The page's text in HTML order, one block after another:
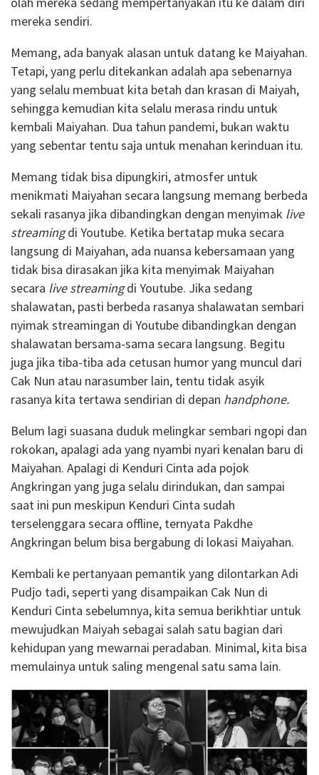
mereka sendiri.
Memang, ada banyak alasan untuk datang ke Maiyahan.
Tetapi, yang perlu ditekankan adalah apa sebenarnya
yang selalu membuat kita betah dan krasan di Maiyah,
sehingga kemudian kita selalu merasa rindu untuk
kembali Maiyahan. Dua tahun pandemi, bukan waktu
yang sebentar tentu saja untuk menahan kerinduan itu.
Memang tidak bisa dipungkiri, atmosfer untuk
menikmati Maiyahan secara langsung memang berbeda
sekali rasanya jika dibandingkan dengan menyimak live
streamingdi Youtube. Ketika bertatap muka secara
langsung di Maiyahan, ada nuansa kebersamaan yang
tidak bisa dirasakan jika kita menyimak Maiyahan
secara live streamingdi Youtube. Jika sedang
shalawatan, pasti berbeda rasanya shalawatan sembari
nyimak streamingan di Youtube dibandingkan dengan
shalawatan bersama-sama secara langsung. Begitu
juga jika tiba-tiba ada cetusan humor yang muncul dari
Cak Nun atau narasumber lain, tentu tidak asyik
rasanya kita tertawa sendirian di depan handphone.
Belum lagi suasana duduk melingkar sembari ngopi dan
rokokan, apalagi ada yang nyambi nyari kenalan baru di
Maiyahan. Apalagi di Kenduri Cinta ada pojok
Angkringan yang juga selalu dirindukan, dan sampai
saat ini pun meskipun Kenduri Cinta sudah
terselenggara secara offline, ternyata Pakdhe
Angkringan belum bisa bergabung di lokasi Maiyahan.
Kembali ke pertanyaan pemantik yang dilontarkan Adi
Pudjo tadi, seperti yang disampaikan Cak Nun di
Kenduri Cinta sebelumnya, kita semua berikhtiar untuk
mewujudkan Maiyah sebagai salah satu bagian dari
kehidupan yang mewarnai peradaban. Minimal, kita bisa
memulainya untuk saling mengenal satu sama lain.